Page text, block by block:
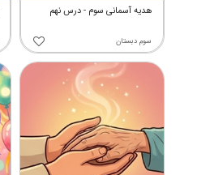
هدیه آسمانی سوم - درس نهم
سوم دبستان